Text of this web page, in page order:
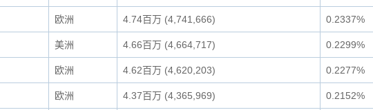
欧洲 4.74百万 (4,741,666) 0.2337%
美洲 4.66百万 (4,664,717) 0.2299%
欧洲 4.62百万 (4,620,203) 0.2277%
欧洲 4.37百万 (4,365,969) 0.2152%